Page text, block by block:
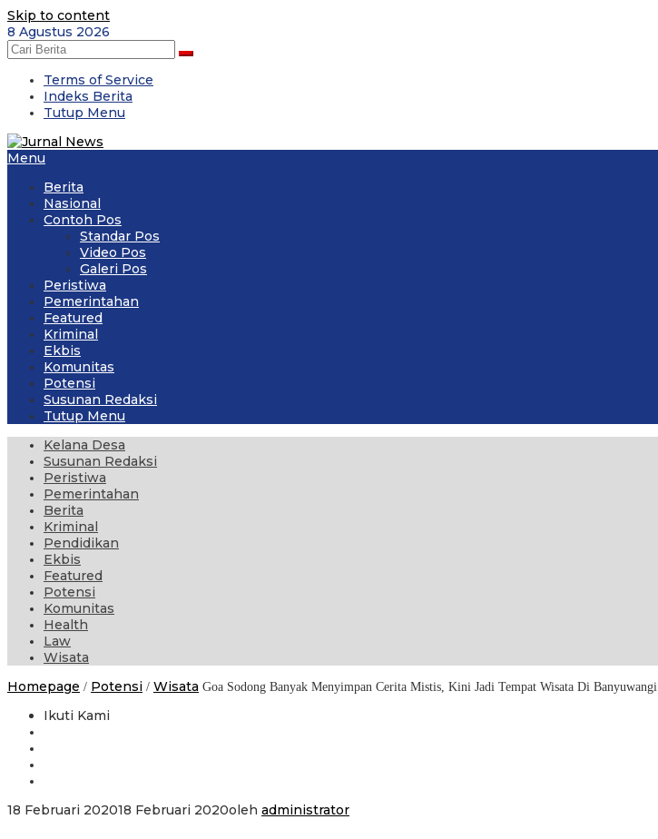
Skip to content
8 Agustus 2026
Terms of Service
Indeks Berita
Tutup Menu
Menu
Berita
Nasional
Contoh Pos
Standar Pos
Video Pos
Galeri Pos
Peristiwa
Pemerintahan
Featured
Kriminal
Ekbis
Komunitas
Potensi
Susunan Redaksi
Tutup Menu
Kelana Desa
Susunan Redaksi
Peristiwa
Pemerintahan
Berita
Kriminal
Pendidikan
Ekbis
Featured
Potensi
Komunitas
Health
Law
Wisata
Homepage / Potensi / Wisata Goa Sodong Banyak Menyimpan Cerita Mistis, Kini Jadi Tempat Wisata Di Banyuwangi
Ikuti Kami
18 Februari 202018 Februari 2020oleh administrator